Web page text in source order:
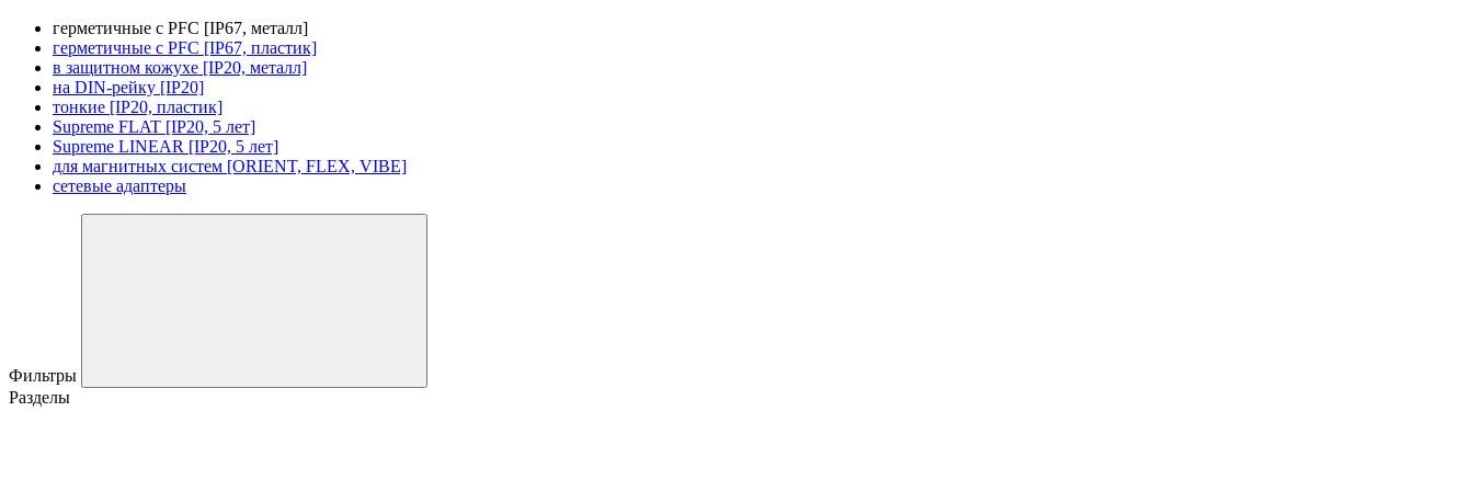
герметичные с PFC [IP67, металл]
герметичные с PFC [IP67, пластик]
в защитном кожухе [IP20, металл]
на DIN-рейку [IP20]
тонкие [IP20, пластик]
Supreme FLAT [IP20, 5 лет]
Supreme LINEAR [IP20, 5 лет]
для магнитных систем [ORIENT, FLEX, VIBE]
сетевые адаптеры
Фильтры
Разделы